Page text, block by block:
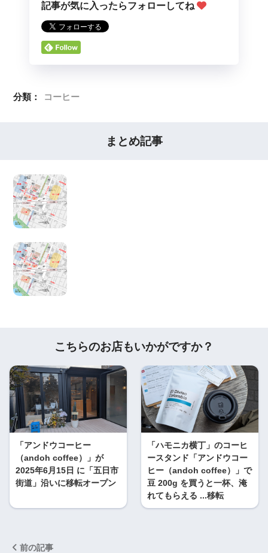
記事が気に入ったらフォローしてね
分類： コーヒー
まとめ記事
こちらのお店もいかがですか？
「アンドウコーヒー
（andoh coffee）」が
2025年6月15日 に「五日市
街道」沿いに移転オープン
「ハモニカ横丁」のコーヒ
ースタンド「アンドウコー
ヒー（andoh coffee）」で
豆 200g を買うと一杯、淹
れてもらえる ...移転
前の記事